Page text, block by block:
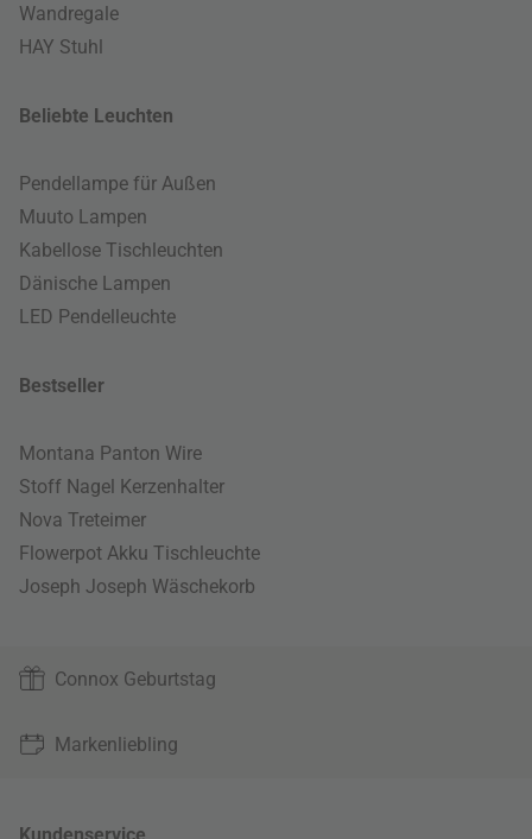
Wandregale
HAY Stuhl
Beliebte Leuchten
Pendellampe für Außen
Muuto Lampen
Kabellose Tischleuchten
Dänische Lampen
LED Pendelleuchte
Bestseller
Montana Panton Wire
Stoff Nagel Kerzenhalter
Nova Treteimer
Flowerpot Akku Tischleuchte
Joseph Joseph Wäschekorb
Connox Geburtstag
Markenliebling